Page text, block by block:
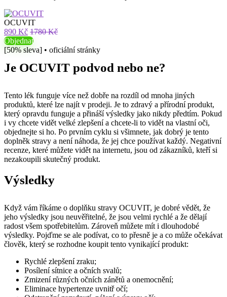
OCUVIT
890 Kč 1780 Kč
Objednat
[50% sleva] • oficiální stránky
Je OCUVIT podvod nebo ne?
Tento lék funguje více než dobře na rozdíl od mnoha jiných
produktů, které lze najít v prodeji. Je to zdravý a přírodní produkt,
který opravdu funguje a přináší výsledky jako nikdy předtím. Pokud
i vy chcete vidět velké zlepšení a chcete-li to vidět na vlastní oči,
objednejte si ho. Po prvním cyklu si všimnete, jak dobrý je tento
doplněk stravy a není náhoda, že jej chce používat každý. Negativní
recenze, které můžete vidět na internetu, jsou od zákazníků, kteří si
nezakoupili skutečný produkt.
Výsledky
Když vám říkáme o doplňku stravy OCUVIT, je dobré vědět, že
jeho výsledky jsou neuvěřitelné, že jsou velmi rychlé a že dělají
radost všem spotřebitelům. Zároveň můžete mít i dlouhodobé
výsledky. Pojďme se ale podívat, co to přesně je a co může očekávat
člověk, který se rozhodne koupit tento vynikající produkt:
Rychlé zlepšení zraku;
Posílení sítnice a očních svalů;
Zmizení různých očních zánětů a onemocnění;
Eliminace hypertenze uvnitř očí;